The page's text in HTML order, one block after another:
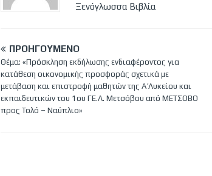
Ξενόγλωσσα Βιβλία
ΠΡΟΗΓΟΎΜΕΝΟ
Θέμα: «Πρόσκληση εκδήλωσης ενδιαφέροντος για
κατάθεση οικονομικής προσφοράς σχετικά με
μετάβαση και επιστροφή μαθητών της Α΄ Λυκείου και
εκπαιδευτικών του 1ου ΓΕ.Λ. Μετσόβου από ΜΕΤΣΟΒΟ
προς Τολό – Ναύπλιο»